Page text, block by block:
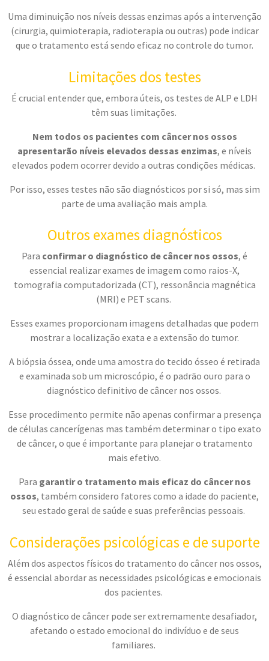
Uma diminuição nos níveis dessas enzimas após a intervenção
(cirurgia, quimioterapia, radioterapia ou outras) pode indicar
que o tratamento está sendo eficaz no controle do tumor.
Limitações dos testes
É crucial entender que, embora úteis, os testes de ALP e LDH
têm suas limitações.
Nem todos os pacientes com câncer nos ossos
apresentarão níveis elevados dessas enzimas, e níveis
elevados podem ocorrer devido a outras condições médicas.
Por isso, esses testes não são diagnósticos por si só, mas sim
parte de uma avaliação mais ampla.
Outros exames diagnósticos
Para confirmar o diagnóstico de câncer nos ossos, é
essencial realizar exames de imagem como raios-X,
tomografia computadorizada (CT), ressonância magnética
(MRI) e PET scans.
Esses exames proporcionam imagens detalhadas que podem
mostrar a localização exata e a extensão do tumor.
A biópsia óssea, onde uma amostra do tecido ósseo é retirada
e examinada sob um microscópio, é o padrão ouro para o
diagnóstico definitivo de câncer nos ossos.
Esse procedimento permite não apenas confirmar a presença
de células cancerígenas mas também determinar o tipo exato
de câncer, o que é importante para planejar o tratamento
mais efetivo.
Para garantir o tratamento mais eficaz do câncer nos
ossos, também considero fatores como a idade do paciente,
seu estado geral de saúde e suas preferências pessoais.
Considerações psicológicas e de suporte
Além dos aspectos físicos do tratamento do câncer nos ossos,
é essencial abordar as necessidades psicológicas e emocionais
dos pacientes.
O diagnóstico de câncer pode ser extremamente desafiador,
afetando o estado emocional do indivíduo e de seus
familiares.